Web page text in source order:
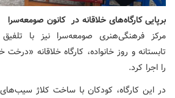
برپایی کارگاه‌های خلاقانه در کانون صومعه‌سرا
مرکز فرهنگی‌هنری صومعه‌سرا نیز با
تابستانه و روز خانواده، کارگاه خلاقانه
را اجرا کرد.
در این کارگاه، کودکان با ساخت کلاژ